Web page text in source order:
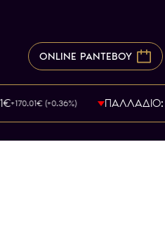
ONLINE ΡΑΝΤΕΒΟΥ
(+0.36%) ΠΑΛΛΑΔΙΟ: